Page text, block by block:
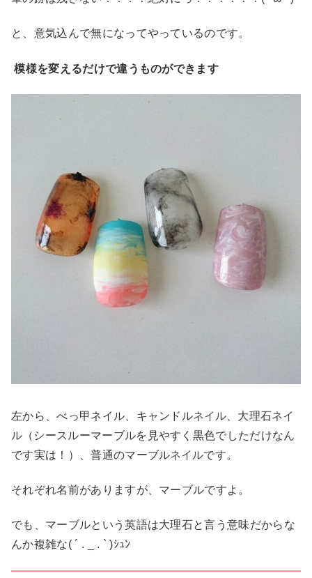
と、意気込んで無になってやっているのです。
模様を変えるだけで違うものができます
左から、べっ甲ネイル、キャンドルネイル 、大理石ネイ
ル （シースルーマーブルを見やすく黒色でしただけなん
です実は！）、普通のマーブルネイルです。
それぞれ名前がありますが、マーブルですよ。
でも、マーブルという英語は大理石と言う意味だからな
んか複雑な( ´ . _ . ` )ｼｭﾝ